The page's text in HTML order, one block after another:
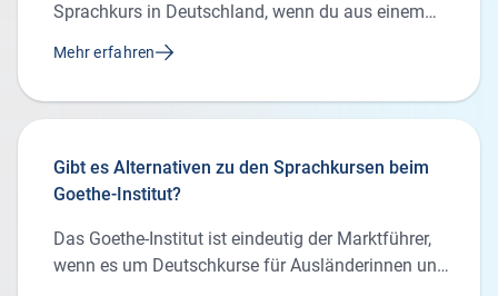
unbedingt eine Krankenversicherung für die Zeit
deines Kursaufenthalts am Goethe-Institut
Sprachkurs in Deutschland, wenn du aus einem
einreist. Ein Visum erhältst du bei der Deutschen
einen Arbeitsvertrag oder Verwandtschaft in
hinweisen. So bekommst du leichter ein Visum.
Mehr erfahren
Gibt es Alternativen zu den Sprachkursen beim
Goethe-Institut?
Das Goethe-Institut ist eindeutig der Marktführer,
wenn es um Deutschkurse für Ausländerinnen und